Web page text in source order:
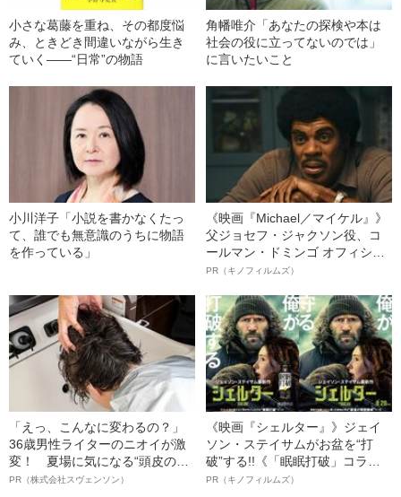
小さな葛藤を重ね、その都度悩
み、ときどき間違いながら生き
ていく――“日常”の物語
角幡唯介「あなたの探検や本は
社会の役に立ってないのでは」
に言いたいこと
小川洋子「小説を書かなくたっ
て、誰でも無意識のうちに物語
を作っている」
《映画『Michael／マイケル』》
父ジョセフ・ジャクソン役、コ
ールマン・ドミンゴ オフィシャ
ルインタビュー“観客を魅了した
語る”《日本興収70億円突破》
PR（キノフィルムズ）
「えっ、こんなに変わるの？」
36歳男性ライターのニオイが激
変！ 夏場に気になる“頭皮のニ
オイ”や“ベタつき”を解消す
PR（株式会社スヴェンソン）
《映画『シェルター』》ジェイ
ソン・ステイサムがお盆を“打
破”する!!《「眠眠打破」コラ
ボ》
PR（キノフィルムズ）